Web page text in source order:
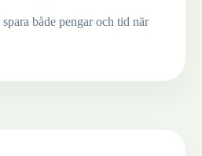
både pengar och tid när